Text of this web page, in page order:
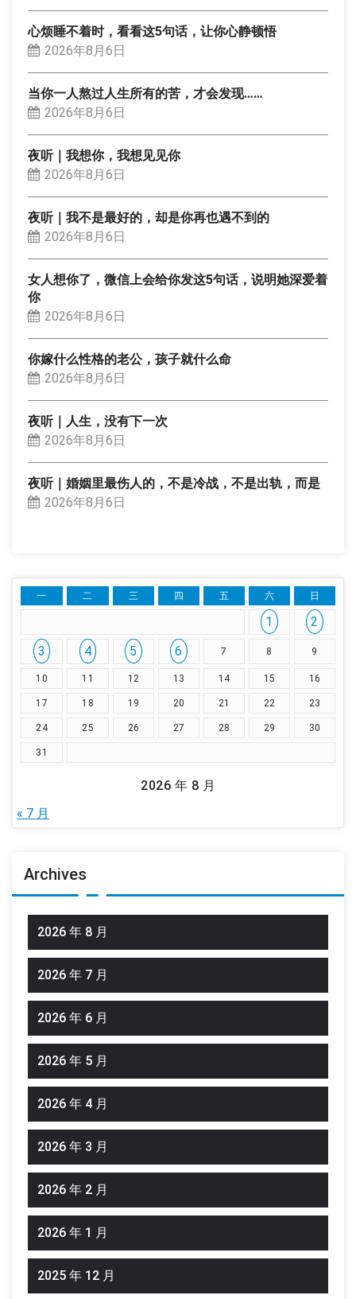
心烦睡不着时，看看这5句话，让你心静顿悟
2026年8月6日
当你一人熬过人生所有的苦，才会发现……
2026年8月6日
夜听｜我想你，我想见见你
2026年8月6日
夜听｜我不是最好的，却是你再也遇不到的
2026年8月6日
女人想你了，微信上会给你发这5句话，说明她深爱着
你
2026年8月6日
你嫁什么性格的老公，孩子就什么命
2026年8月6日
夜听｜人生，没有下一次
2026年8月6日
夜听｜婚姻里最伤人的，不是冷战，不是出轨，而是
2026年8月6日
2026 年 8 月
一 二 三 四 五 六 日
1
2
3
4 5 6 7 8 9
10 11 12 13 14 15 16
17 18 19 20 21 22 23
24 25 26 27 28 29 30
31
« 7 月
Archives
2026 年 8 月
2026 年 7 月
2026 年 6 月
2026 年 5 月
2026 年 4 月
2026 年 3 月
2026 年 2 月
2026 年 1 月
2025 年 12 月